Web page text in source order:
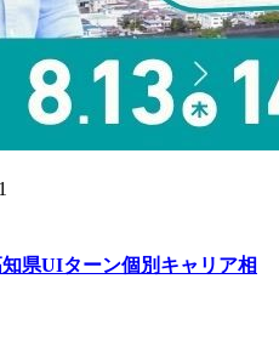
知県UIターン個別キャリア相